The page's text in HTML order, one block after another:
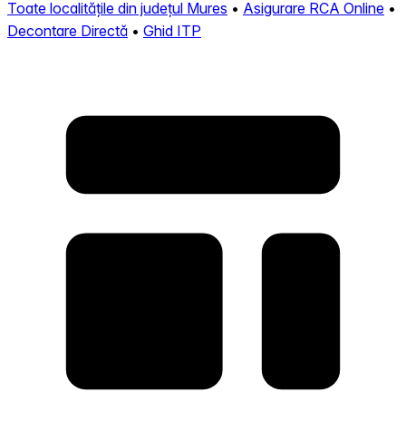
Toate localitățile din județul Mures • Asigurare RCA Online •
Decontare Directă • Ghid ITP